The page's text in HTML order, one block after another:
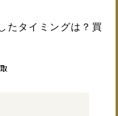
たタイミングは？買